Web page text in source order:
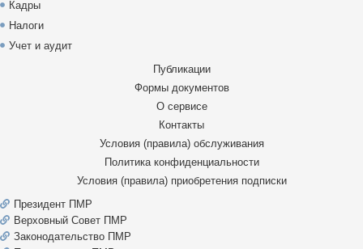
Кадры
Налоги
Учет и аудит
Публикации
Формы документов
О сервисе
Контакты
Условия (правила) обслуживания
Политика конфиденциальности
Условия (правила) приобретения подписки
Президент ПМР
Верховный Совет ПМР
Законодательство ПМР